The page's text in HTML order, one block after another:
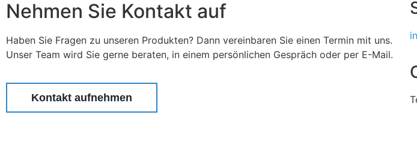
Nehmen Sie Kontakt auf
Haben Sie Fragen zu unseren Produkten? Dann vereinbaren Sie einen Termin mit uns.
Unser Team wird Sie gerne beraten, in einem persönlichen Gespräch oder per E-Mail.
Kontakt aufnehmen